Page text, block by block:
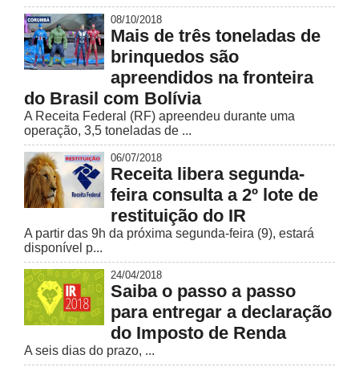
08/10/2018
Mais de três toneladas de
brinquedos são
apreendidos na fronteira
do Brasil com Bolívia
A Receita Federal (RF) apreendeu durante uma
operação, 3,5 toneladas de ...
06/07/2018
Receita libera segunda-
feira consulta a 2º lote de
restituição do IR
A partir das 9h da próxima segunda-feira (9), estará
disponível p...
24/04/2018
Saiba o passo a passo
para entregar a declaração
do Imposto de Renda
A seis dias do prazo, ...